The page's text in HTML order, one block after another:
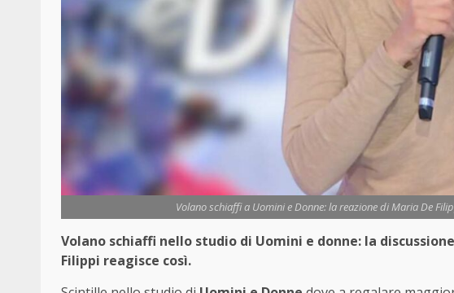
Volano schiaffi a Uomini e Donne: la reazione di Maria De
Volano schiaffi nello studio di Uomini e donne: la
Filippi reagisce così.